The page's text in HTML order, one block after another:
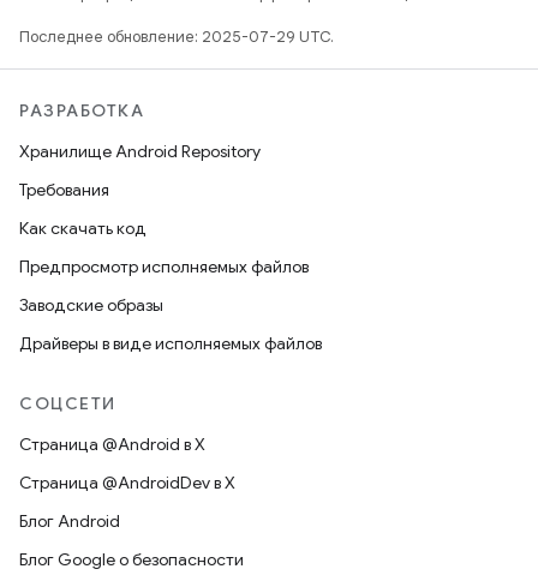
Последнее обновление: 2025-07-29 UTC.
РАЗРАБОТКА
Хранилище Android Repository
Требования
Как скачать код
Предпросмотр исполняемых файлов
Заводские образы
Драйверы в виде исполняемых файлов
СОЦСЕТИ
Страница @Android в X
Страница @AndroidDev в X
Блог Android
Блог Google о безопасности